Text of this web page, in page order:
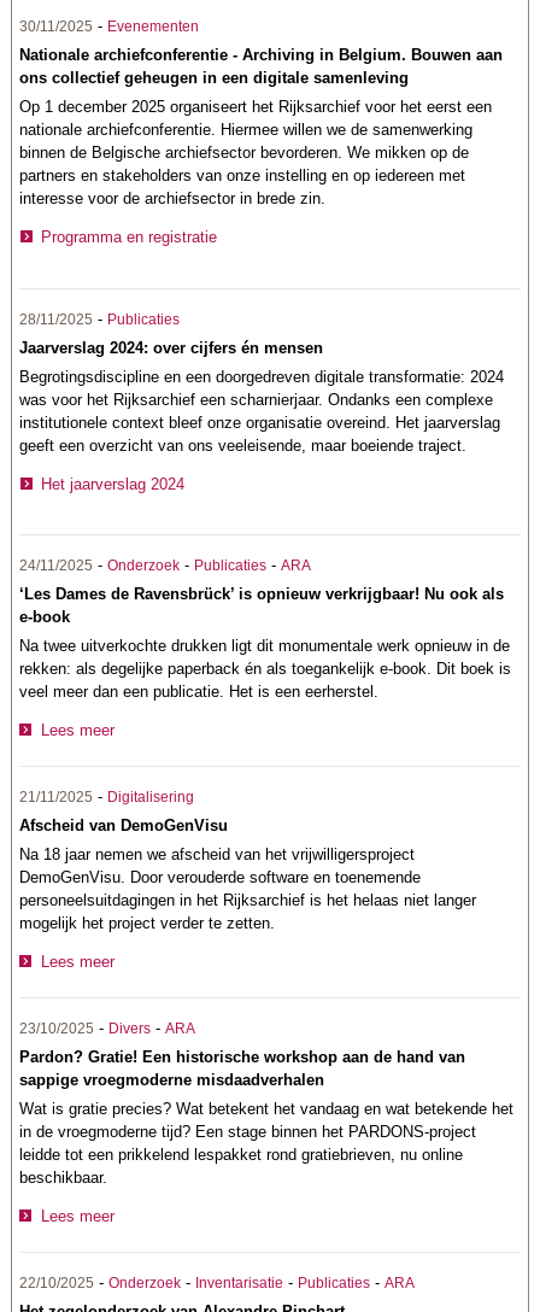
30/11/2025 - Evenementen
Nationale archiefconferentie - Archiving in Belgium. Bouwen aan
ons collectief geheugen in een digitale samenleving
Op 1 december 2025 organiseert het Rijksarchief voor het eerst een
nationale archiefconferentie. Hiermee willen we de samenwerking
binnen de Belgische archiefsector bevorderen. We mikken op de
partners en stakeholders van onze instelling en op iedereen met
interesse voor de archiefsector in brede zin.
Programma en registratie
28/11/2025 - Publicaties
Jaarverslag 2024: over cijfers én mensen
Begrotingsdiscipline en een doorgedreven digitale transformatie: 2024
was voor het Rijksarchief een scharnierjaar. Ondanks een complexe
institutionele context bleef onze organisatie overeind. Het jaarverslag
geeft een overzicht van ons veeleisende, maar boeiende traject.
Het jaarverslag 2024
24/11/2025 -Onderzoek - Publicaties -ARA
‘Les Dames de Ravensbrück’ is opnieuw verkrijgbaar! Nu ook als
e-book
Na twee uitverkochte drukken ligt dit monumentale werk opnieuw in de
rekken: als degelijke paperback én als toegankelijk e-book. Dit boek is
veel meer dan een publicatie. Het is een eerherstel.
Lees meer
21/11/2025 - Digitalisering
Afscheid van DemoGenVisu
Na 18 jaar nemen we afscheid van het vrijwilligersproject
DemoGenVisu. Door verouderde software en toenemende
personeelsuitdagingen in het Rijksarchief is het helaas niet langer
mogelijk het project verder te zetten.
Lees meer
23/10/2025 - Divers -ARA
Pardon? Gratie! Een historische workshop aan de hand van
sappige vroegmoderne misdaadverhalen
Wat is gratie precies? Wat betekent het vandaag en wat betekende het
in de vroegmoderne tijd? Een stage binnen het PARDONS-project
leidde tot een prikkelend lespakket rond gratiebrieven, nu online
beschikbaar.
Lees meer
22/10/2025 -Onderzoek - Inventarisatie - Publicaties -ARA